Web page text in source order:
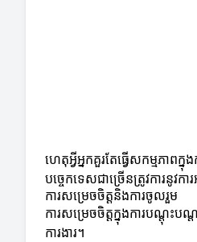
ហេតុអ្វីអ្នកគួរតែធ្វើសកម្មភាព
បច្ចេកទេសជាច្រើនត្រូវការនូវ
ការសម្រេចចិត្តនិងការចូលរួម
ការសម្រេចចិត្តក្នុងការបណ្តុះ
ការងារ។